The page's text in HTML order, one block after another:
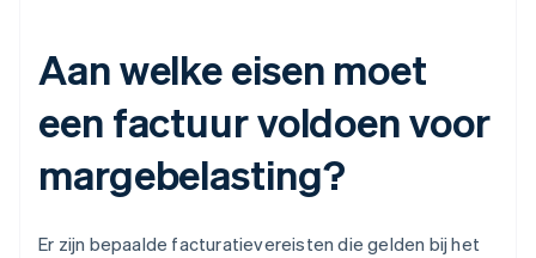
Aan welke eisen moet
een factuur voldoen voor
margebelasting?
Er zijn bepaalde facturatievereisten die gelden bij het